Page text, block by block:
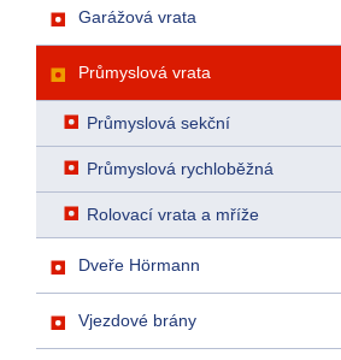
Garážová vrata
Průmyslová vrata
Průmyslová sekční
Průmyslová rychloběžná
Rolovací vrata a mříže
Dveře Hörmann
Vjezdové brány